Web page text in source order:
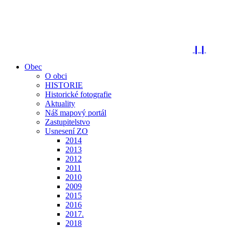
Obec
O obci
HISTORIE
Historické fotografie
Aktuality
Náš mapový portál
Zastupitelstvo
Usnesení ZO
2014
2013
2012
2011
2010
2009
2015
2016
2017.
2018